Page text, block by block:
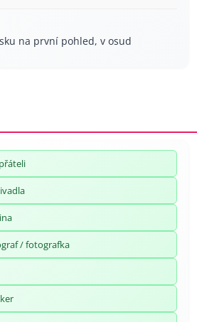
na první pohled, v osud
/ fotografka